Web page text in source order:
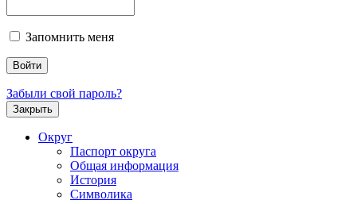
Запомнить меня
Забыли свой пароль?
Закрыть
Округ
Паспорт округа
Общая информация
История
Символика